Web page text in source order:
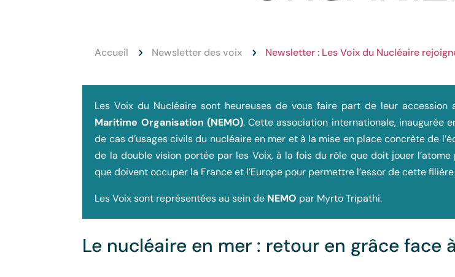
Accueil 5 Newsletter des voix 5 Newsletter : Les Voix du Nucléaire
Les Voix du Nucléaire sont heureuses de vous faire part de leur
Maritime Organisation (NEMO). Cette association internationale, inaugurée
de cas d’usages civils du nucléaire en mer et à la mise en place concrète de
de la double vision portée par les Voix, à la fois du rôle que doit jouer
que doivent occuper la France et l’Europe pour permettre l’essor de cette
Les Voix sont représentées au sein de NEMO par Myrto Tripathi.
Le nucléaire en mer : retour en grâce face